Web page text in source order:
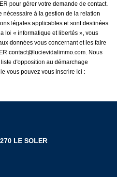
pour gérer votre demande de contact.
nécessaire à la gestion de la relation
légales applicables et sont destinées
loi « informatique et libertés », vous
données vous concernant et les faire
contact@lucievidalimmo.com. Nous
d'opposition au démarchage
vous pouvez vous inscrire ici :
LE SOLER